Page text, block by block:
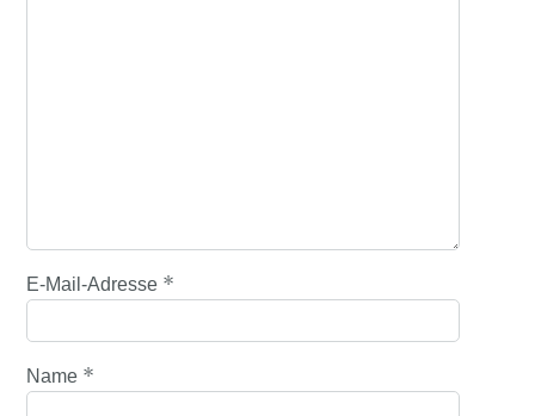
E-Mail-Adresse *
Name *